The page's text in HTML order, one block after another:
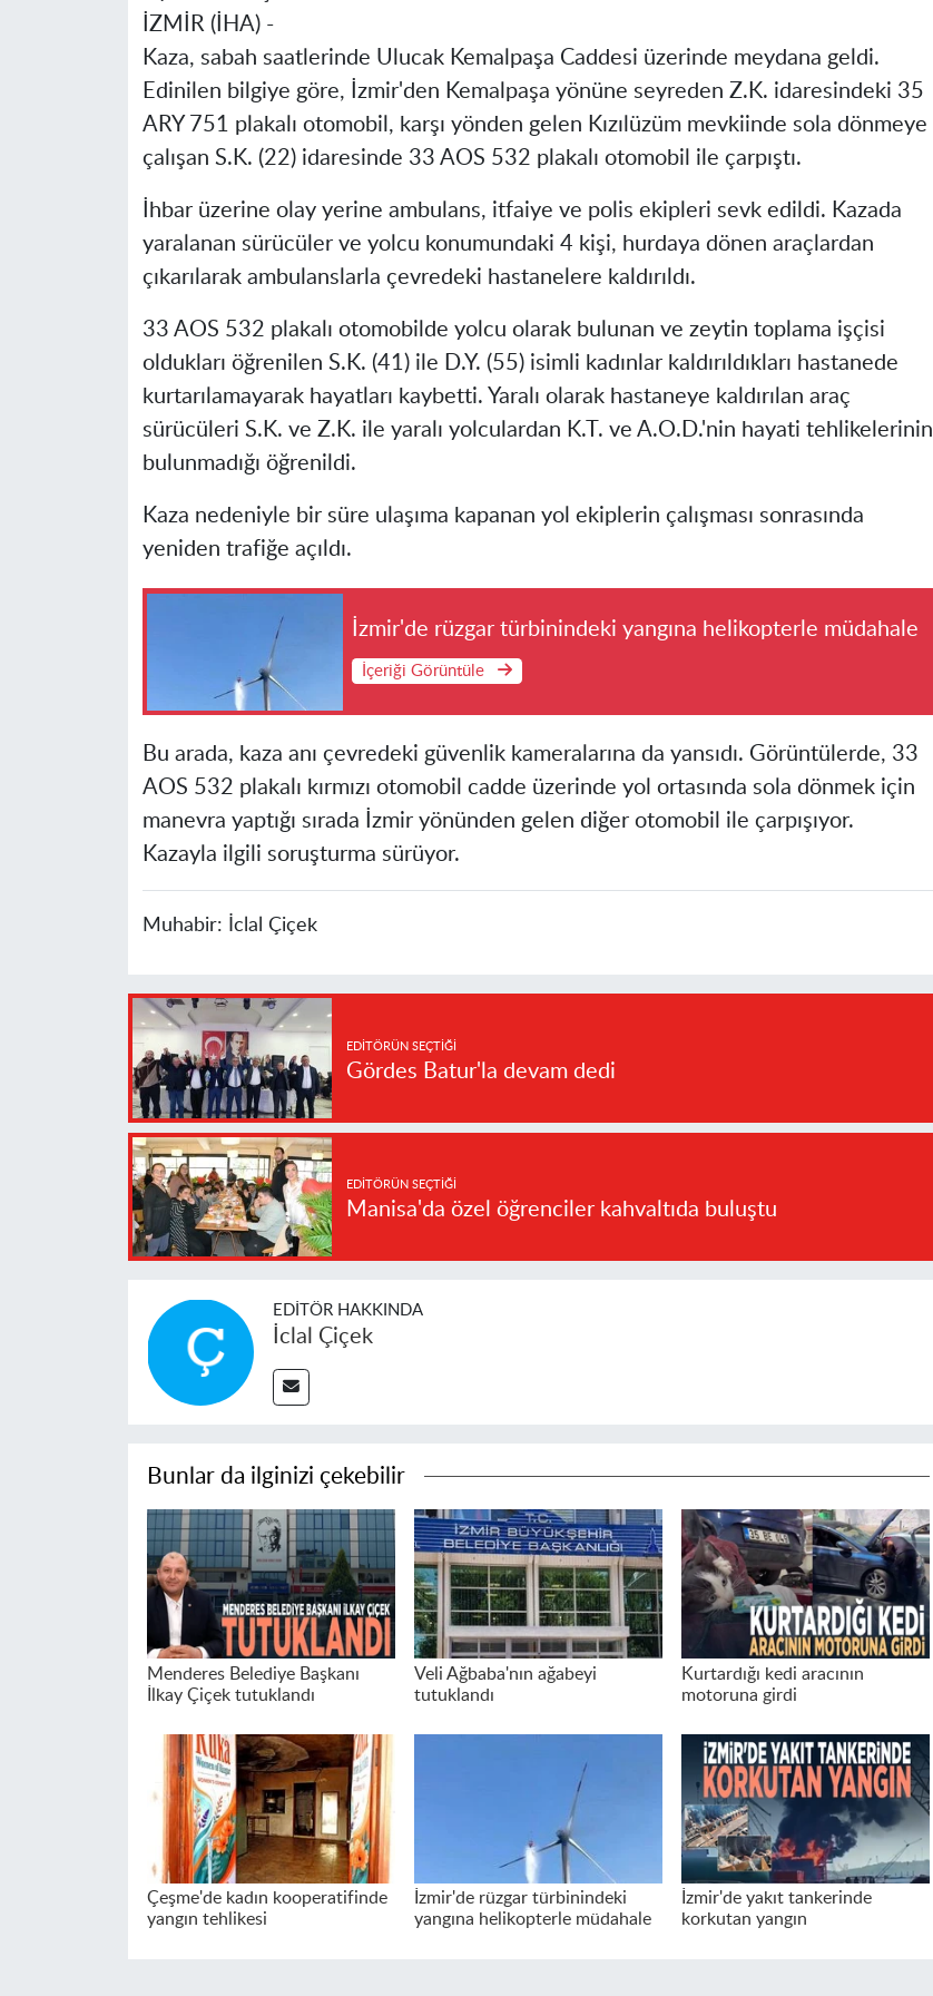
İZMİR (İHA) -
Kaza, sabah saatlerinde Ulucak Kemalpaşa Caddesi üzerinde meydana geldi.
Edinilen bilgiye göre, İzmir'den Kemalpaşa yönüne seyreden Z.K. idaresindeki 35
ARY 751 plakalı otomobil, karşı yönden gelen Kızılüzüm mevkiinde sola dönmeye
çalışan S.K. (22) idaresinde 33 AOS 532 plakalı otomobil ile çarpıştı.
İhbar üzerine olay yerine ambulans, itfaiye ve polis ekipleri sevk edildi. Kazada
yaralanan sürücüler ve yolcu konumundaki 4 kişi, hurdaya dönen araçlardan
çıkarılarak ambulanslarla çevredeki hastanelere kaldırıldı.
33 AOS 532 plakalı otomobilde yolcu olarak bulunan ve zeytin toplama işçisi
oldukları öğrenilen S.K. (41) ile D.Y. (55) isimli kadınlar kaldırıldıkları hastanede
kurtarılamayarak hayatları kaybetti. Yaralı olarak hastaneye kaldırılan araç
sürücüleri S.K. ve Z.K. ile yaralı yolculardan K.T. ve A.O.D.'nin hayati tehlikelerinin
bulunmadığı öğrenildi.
Kaza nedeniyle bir süre ulaşıma kapanan yol ekiplerin çalışması sonrasında
yeniden trafiğe açıldı.
İzmir'de rüzgar türbinindeki yangına helikopterle müdahale
İçeriği Görüntüle
Bu arada, kaza anı çevredeki güvenlik kameralarına da yansıdı. Görüntülerde, 33
AOS 532 plakalı kırmızı otomobil cadde üzerinde yol ortasında sola dönmek için
manevra yaptığı sırada İzmir yönünden gelen diğer otomobil ile çarpışıyor.
Kazayla ilgili soruşturma sürüyor.
Muhabir: İclal Çiçek
EDITÖRÜN SEÇTIĞI
Gördes Batur'la devam dedi
EDITÖRÜN SEÇTIĞI
Manisa'da özel öğrenciler kahvaltıda buluştu
EDITÖR HAKKINDA
İclal Çiçek
Bunlar da ilginizi çekebilir
Menderes Belediye Başkanı
İlkay Çiçek tutuklandı
Veli Ağbaba'nın ağabeyi
tutuklandı
Kurtardığı kedi aracının
motoruna girdi
Çeşme'de kadın kooperatifinde
yangın tehlikesi
İzmir'de rüzgar türbinindeki
yangına helikopterle müdahale
İzmir'de yakıt tankerinde
korkutan yangın